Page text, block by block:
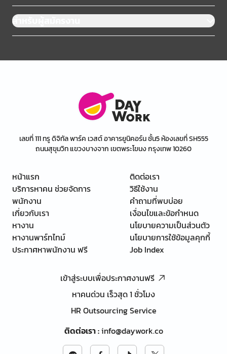
สำหรับผู้สมัครงาน
เลขที่ 111 ทรู ดิจิทัล พาร์ค เวสต์ อาคารยูนิคอร์น ชั้น5 ห้องเลขที่ SH555
ถนนสุขุมวิท แขวงบางจาก เขตพระโขนง กรุงเทพ 10260
หน้าแรก
บริการหาคน ช่วยจัดการ
พนักงาน
เกี่ยวกับเรา
หางาน
หางานพาร์ทไทม์
ประกาศหาพนักงาน ฟรี
ติดต่อเรา
วิธีใช้งาน
คำถามที่พบบ่อย
เงื่อนไขและข้อกำหนด
นโยบายความเป็นส่วนตัว
นโยบายการใช้ข้อมูลคุกกี้
Job Index
เข้าสู่ระบบเพื่อประกาศงานฟรี
หาคนด่วน เร็วสุด 1 ชั่วโมง
HR Outsourcing Service
ติดต่อเรา:info@daywork.co